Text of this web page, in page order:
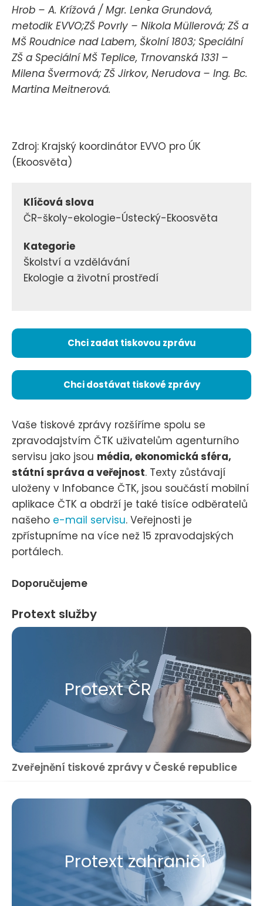
Hrob – A. Krížová / Mgr. Lenka Grundová,
metodik EVVO;ZŠ Povrly – Nikola Müllerová; ZŠ a
MŠ Roudnice nad Labem, Školní 1803; Speciální
ZŠ a Speciální MŠ Teplice, Trnovanská 1331 –
Milena Švermová; ZŠ Jirkov, Nerudova – Ing. Bc.
Martina Meitnerová.
Zdroj: Krajský koordinátor EVVO pro ÚK
(Ekoosvěta)
Klíčová slova
ČR-školy-ekologie-Ústecký-Ekoosvěta
Kategorie
Školství a vzdělávání
Ekologie a životní prostředí
Chci zadat tiskovou zprávu
Chci dostávat tiskové zprávy
Vaše tiskové zprávy rozšíříme spolu se
zpravodajstvím ČTK uživatelům agenturního
servisu jako jsou média, ekonomická sféra,
státní správa a veřejnost. Texty zůstávají
uloženy v Infobance ČTK, jsou součástí mobilní
aplikace ČTK a obdrží je také tisíce odběratelů
našeho e-mail servisu. Veřejnosti je
zpřístupníme na více než 15 zpravodajských
portálech.
Doporučujeme
Protext služby
Protext ČR
Zveřejnění tiskové zprávy v České republice
Protext zahraničí